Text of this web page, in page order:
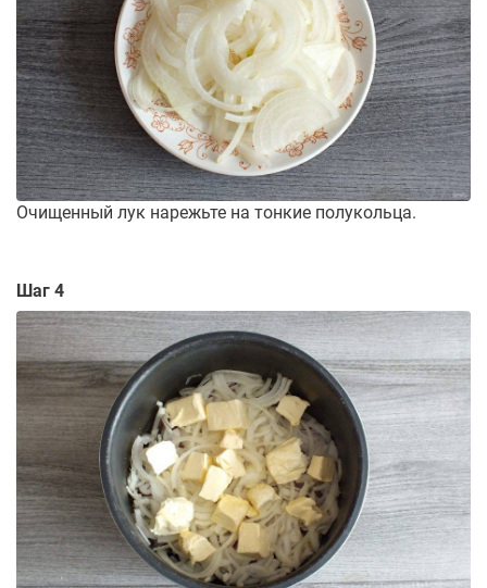
Очищенный лук нарежьте на тонкие полукольца.
Шаг 4